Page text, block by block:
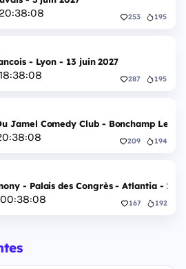
20:38:07 253 195
- Lyon - 13 juin 2027
18:38:07 287 195
Jamel Comedy Club - Bonchamp Les
:38:07 209 194
- Palais des Congrès - Atlantia - 12
00:38:07 167 192